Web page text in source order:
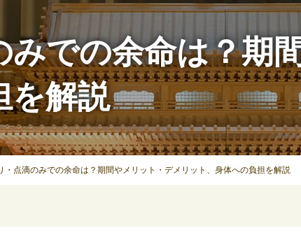
みでの余命は？期
を解説
・点滴のみでの余命は？期間やメリット・デメリット、身体への負担を解説